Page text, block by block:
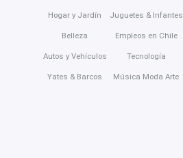
Hogar y Jardín
Belleza
Autos y Vehículos
Yates & Barcos
Juguetes & Infantes
Empleos en Chile
Tecnología
Música Moda Arte